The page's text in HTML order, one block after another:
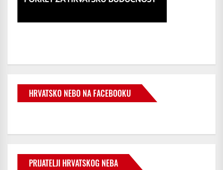
HRVATSKO NEBO NA FACEBOOKU
PRIJATELJI HRVATSKOG NEBA